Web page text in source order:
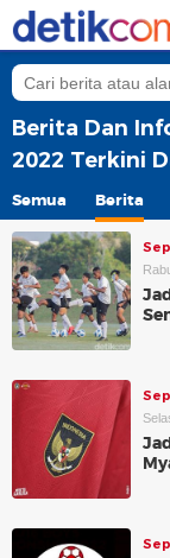
Berita Dan
2022 Terkini
Semua Berita